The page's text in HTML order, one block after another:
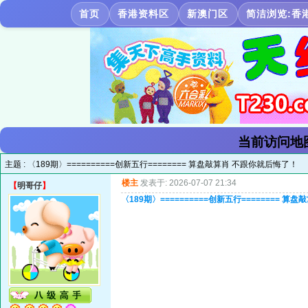
首页 香港资料区 新澳门区 简洁浏览:香
当前访问地
主题 : 〈189期〉==========创新五行======== 算盘敲算肖 不跟你就后悔了！
【明哥仔】 楼主 发表于: 2026-07-07 21:34
〈189期〉==========创新五行======== 算盘